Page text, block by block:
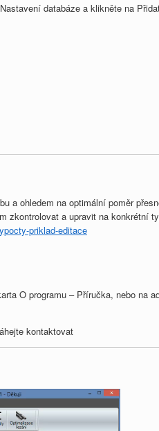
databáze a klikněte na
a ohledem na optimální poměr
zkontrolovat a upravit na konkrétní
priklad-editace
O programu – Příručka, nebo na
kontaktovat